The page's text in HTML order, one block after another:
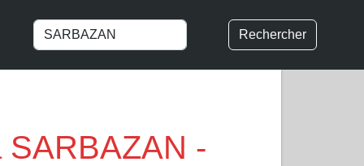
Rechercher
SARBAZAN -